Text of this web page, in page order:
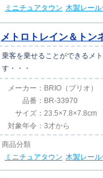
ミニチュアタウン 木製レー
メトロトレイン＆トン
乗客を乗せることができるメ
す・・・
メーカー： BRIO（ブリオ）
品番： BR-33970
サイズ：23.5×7.8×7.8cm
対象年令：3才から
商品分類
ミニチュアタウン 木製レー